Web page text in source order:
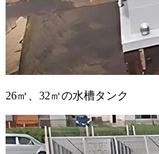
26㎥、32㎥の水槽タンク